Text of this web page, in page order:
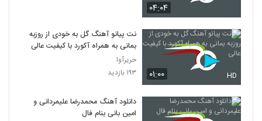
۰۴:۰۴
۰۱:۰۰ HD
نت پیانو آهنگ گل به خودی از روزبه
بمانی به همراه آکورد با کیفیت عالی
حریرآوا
۱۹۳ بازدید
دانلود آهنگ محمدرضا علیمردانی و
امین بانی بنام فال